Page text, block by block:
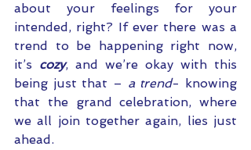
about your feelings for your
intended, right? If ever there was a
trend to be happening right now,
it’s cozy, and we’re okay with this
being just that – a trend- knowing
that the grand celebration, where
we all join together again, lies just
ahead.